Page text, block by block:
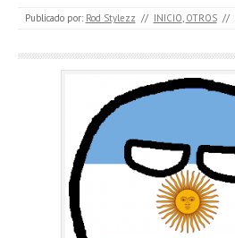
Publicado por: Rod Stylezz // INICIO, OTROS //